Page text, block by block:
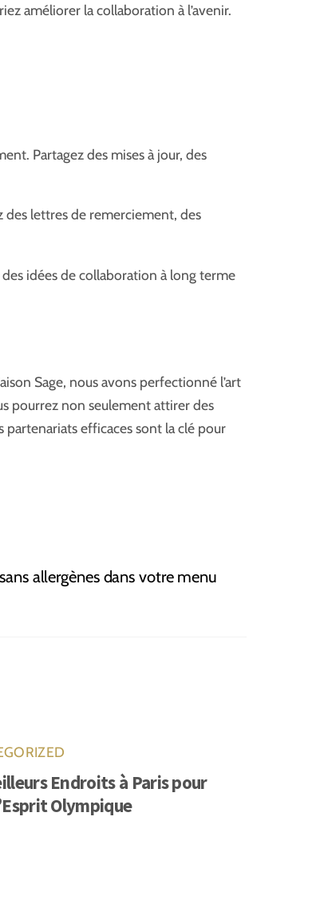
améliorer la collaboration à l’avenir.
Partagez des mises à jour, des
des lettres de remerciement, des
idées de collaboration à long terme
Sage, nous avons perfectionné l’art
pourrez non seulement attirer des
partenariats efficaces sont la clé pour
allergènes dans votre menu
Endroits à Paris pour
Olympique